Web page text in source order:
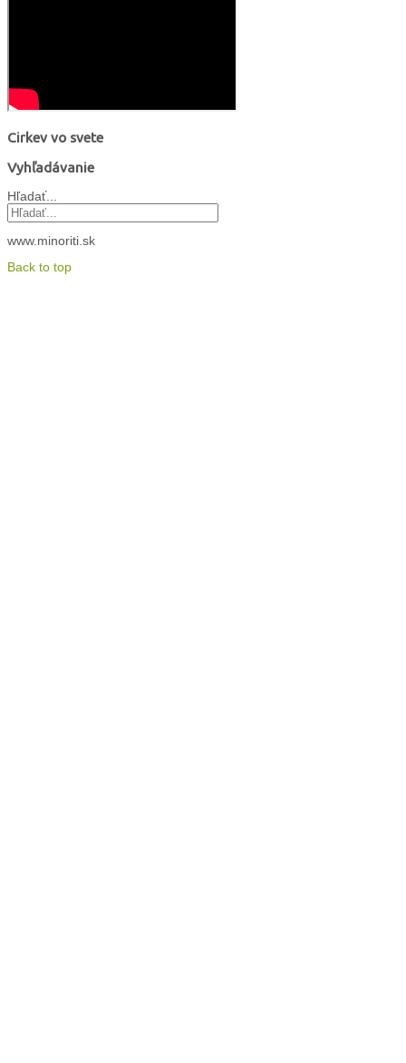
Cirkev vo svete
Vyhľadávanie
Hľadať...
www.minoriti.sk
Back to top